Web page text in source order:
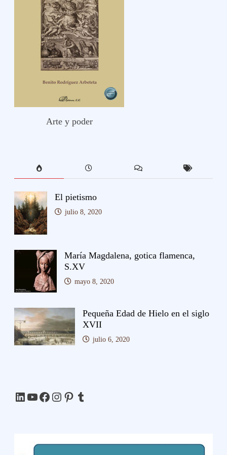
Arte y poder
El pietismo
julio 8, 2020
María Magdalena, gotica flamenca,
S.XV
mayo 8, 2020
Pequeña Edad de Hielo en el siglo
XVII
julio 6, 2020
LinkedIn
YouTube
Facebook
Instagram
Pinterest
Tumblr